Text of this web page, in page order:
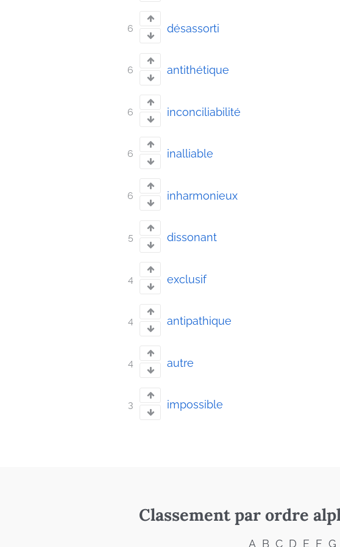
6 désassorti
6 antithétique
6 inconciliabilité
6 inalliable
6 inharmonieux
5 dissonant
4 exclusif
4 antipathique
4 autre
3 impossible
Classement par ordre
A B C D E F G